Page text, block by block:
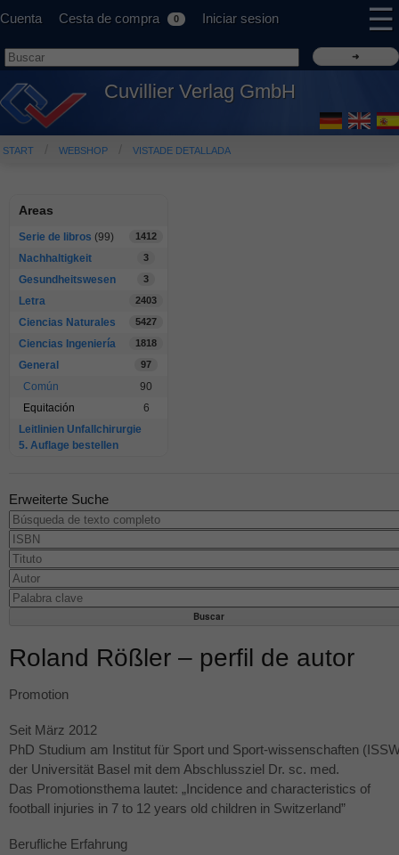
Cuenta Cesta de compra 0 Iniciar sesion ☰
Cuvillier Verlag GmbH
START WEBSHOP VISTADE DETALLADA
Areas
Serie de libros (99) 1412
Nachhaltigkeit 3
Gesundheitswesen 3
Letra 2403
Ciencias Naturales 5427
Ciencias Ingeniería 1818
General 97
Común
90
Equitación
6
Leitlinien Unfallchirurgie
5. Auflage bestellen
Erweiterte Suche
Roland Rößler – perfil de autor
Promotion
Seit März 2012
PhD Studium am Institut für Sport und Sport-wissenschaften (
der Universität Basel mit dem Abschlussziel Dr. sc. med.
Das Promotionsthema lautet: „Incidence and characteristics of
football injuries in 7 to 12 years old children in Switzerland”
Berufliche Erfahrung